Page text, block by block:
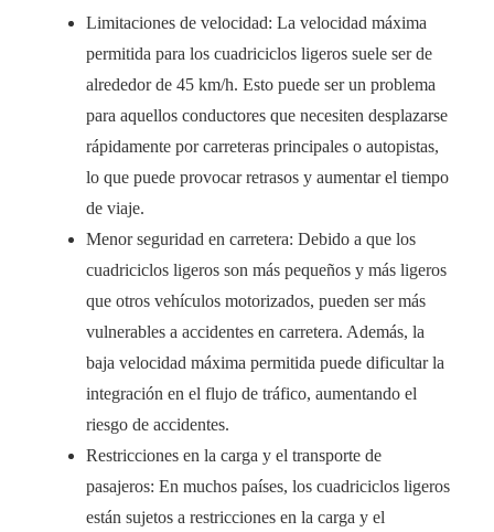
Limitaciones de velocidad: La velocidad máxima
permitida para los cuadriciclos ligeros suele ser de
alrededor de 45 km/h. Esto puede ser un problema
para aquellos conductores que necesiten desplazarse
rápidamente por carreteras principales o autopistas,
lo que puede provocar retrasos y aumentar el tiempo
de viaje.
Menor seguridad en carretera: Debido a que los
cuadriciclos ligeros son más pequeños y más ligeros
que otros vehículos motorizados, pueden ser más
vulnerables a accidentes en carretera. Además, la
baja velocidad máxima permitida puede dificultar la
integración en el flujo de tráfico, aumentando el
riesgo de accidentes.
Restricciones en la carga y el transporte de
pasajeros: En muchos países, los cuadriciclos ligeros
están sujetos a restricciones en la carga y el